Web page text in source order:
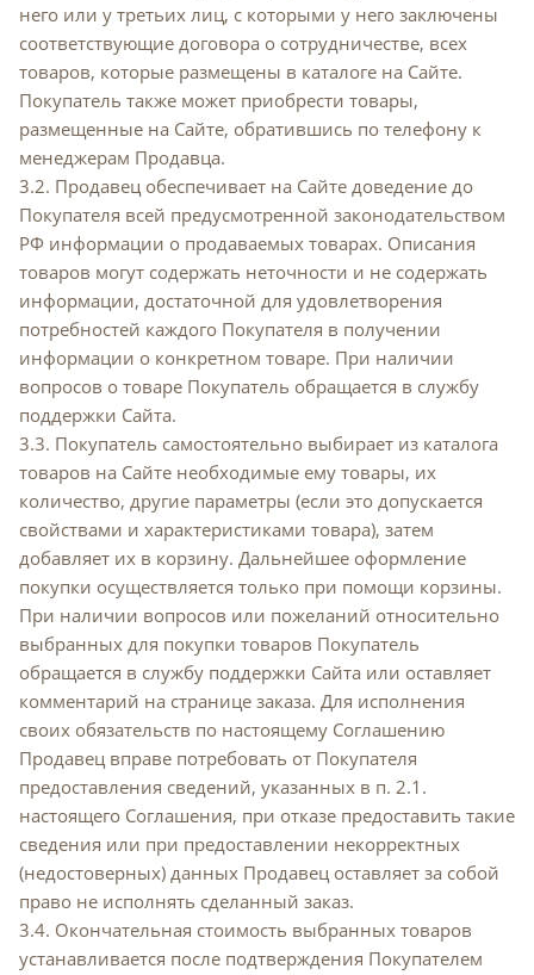
него или у третьих лиц, с которыми у него заключены
соответствующие договора о сотрудничестве, всех
товаров, которые размещены в каталоге на Сайте.
Покупатель также может приобрести товары,
размещенные на Сайте, обратившись по телефону к
менеджерам Продавца.
3.2. Продавец обеспечивает на Сайте доведение до
Покупателя всей предусмотренной законодательством
РФ информации о продаваемых товарах. Описания
товаров могут содержать неточности и не содержать
информации, достаточной для удовлетворения
потребностей каждого Покупателя в получении
информации о конкретном товаре. При наличии
вопросов о товаре Покупатель обращается в службу
поддержки Сайта.
3.3. Покупатель самостоятельно выбирает из каталога
товаров на Сайте необходимые ему товары, их
количество, другие параметры (если это допускается
свойствами и характеристиками товара), затем
добавляет их в корзину. Дальнейшее оформление
покупки осуществляется только при помощи корзины.
При наличии вопросов или пожеланий относительно
выбранных для покупки товаров Покупатель
обращается в службу поддержки Сайта или оставляет
комментарий на странице заказа. Для исполнения
своих обязательств по настоящему Соглашению
Продавец вправе потребовать от Покупателя
предоставления сведений, указанных в п. 2.1.
настоящего Соглашения, при отказе предоставить такие
сведения или при предоставлении некорректных
(недостоверных) данных Продавец оставляет за собой
право не исполнять сделанный заказ.
3.4. Окончательная стоимость выбранных товаров
устанавливается после подтверждения Покупателем